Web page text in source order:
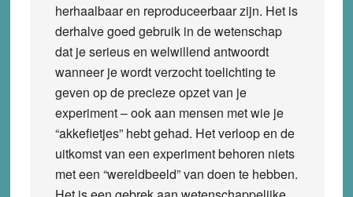
herhaalbaar en reproduceerbaar zijn. Het is
derhalve goed gebruik in de wetenschap
dat je serieus en welwillend antwoordt
wanneer je wordt verzocht toelichting te
geven op de precieze opzet van je
experiment – ook aan mensen met wie je
“akkefietjes” hebt gehad. Het verloop en de
uitkomst van een experiment behoren niets
met een “wereldbeeld” van doen te hebben.